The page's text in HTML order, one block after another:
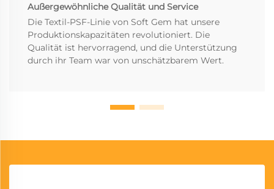
Außergewöhnliche Qualität und Service
Die Textil-PSF-Linie von Soft Gem hat unsere
Produktionskapazitäten revolutioniert. Die
Qualität ist hervorragend, und die Unterstützung
durch ihr Team war von unschätzbarem Wert.